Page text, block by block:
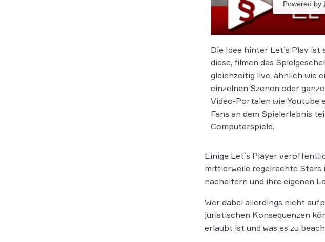
Powered by
Die Idee hinter Let`s Play ist
diese, filmen das
gleichzeitig live, ähnlich wie
einzelnen Szenen oder
Video-Portalen wie Youtube
Fans an dem Spielerlebnis
Computerspiele.
Einige Let`s Player
mittlerweile regelrechte Stars
nacheifern und ihre eigenen
Wer dabei allerdings nicht
juristischen Konsequenzen
erlaubt ist und was es zu